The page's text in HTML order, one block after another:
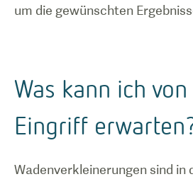
um die gewünschten
Was kann ich
Eingriff
Wadenverkleinerungen sind in